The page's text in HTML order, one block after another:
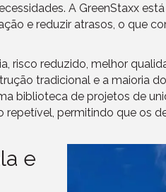
A GreenStaxx
e reduzir atrasos, o que
risco reduzido, melhor
tradicional e a maioria
biblioteca de projetos de
permitindo que os
e